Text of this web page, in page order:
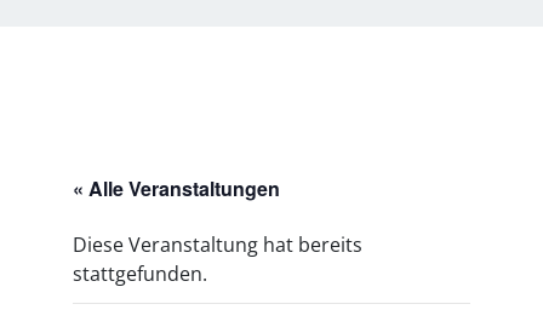
« Alle Veranstaltungen
Diese Veranstaltung hat bereits
stattgefunden.